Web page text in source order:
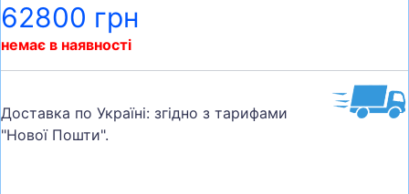
62800 грн
немає в наявності
Доставка по Україні: згідно з тарифами
"Нової Пошти".